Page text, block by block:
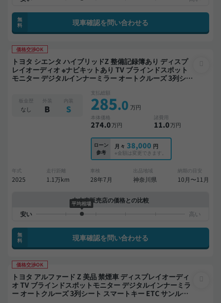
無
料
現車確認を問い合わせる
価格交渉OK
トヨタ シエンタ ハイブリッドZ 整備記録簿あり ディスプ
レイオーディオ ※ナビキットあり TV ブラインドスポット
モニター デジタルインナーミラー オートクルーズ 3列シー
ブレコーダー 衝突軽減 両側電動スライドドア 7人乗り
板金歴
なし
外装
B
内装
S
支払総額
285.0 万円
本体価格
274.0万円
諸費用
11.0万円
ローン
参考
月々 38,000 円
※金額は変更できます。
年式
2025
走行距離
1.1万km
車検
28年7月
出品地域
神奈川県
納期の目安
10月〜11月
中古車販売店の価格との比較
平均相場
無
料
現車確認を問い合わせる
価格交渉OK
トヨタ アルファード Z 美品 禁煙車 ディスプレイオーディ
オ TV ブラインドスポットモニター デジタルインナーミラ
ー オートクルーズ 3列シート スマートキー ETC サンルー